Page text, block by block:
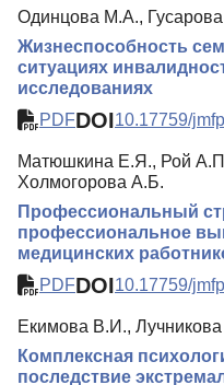
Одинцова М.А.,
Жизнеспособность
ситуациях
исследованиях
PDFDOI10.17759/
Матюшкина Е.Я., Рой
Холмогорова А.Б.
Профессиональный
профессиональное
медицинских
PDFDOI10.17759/
Екимова В.И.,
Комплексная
последствие